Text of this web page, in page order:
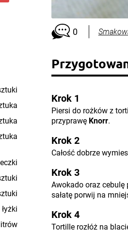
0
Krok 1
Piersi do rożków z
przyprawę Knorr.
Krok 2
Całość dobrze
Krok 3
Awokado oraz cebulę
sałatę porwij na
Krok 4
Tortille rozłóż na